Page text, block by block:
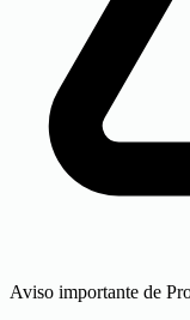
Aviso importante de